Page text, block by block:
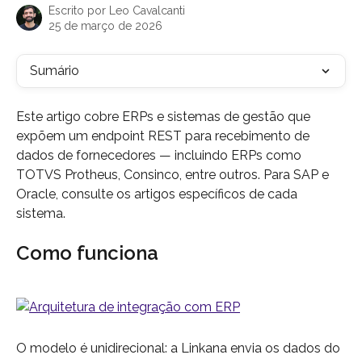
Escrito por
Leo Cavalcanti
25 de março de 2026
Sumário
Este artigo cobre ERPs e sistemas de gestão que
expõem um endpoint REST para recebimento de
dados de fornecedores — incluindo ERPs como
TOTVS Protheus, Consinco, entre outros. Para SAP e
Oracle, consulte os artigos específicos de cada
sistema.
Como funciona
O modelo é unidirecional: a Linkana envia os dados do